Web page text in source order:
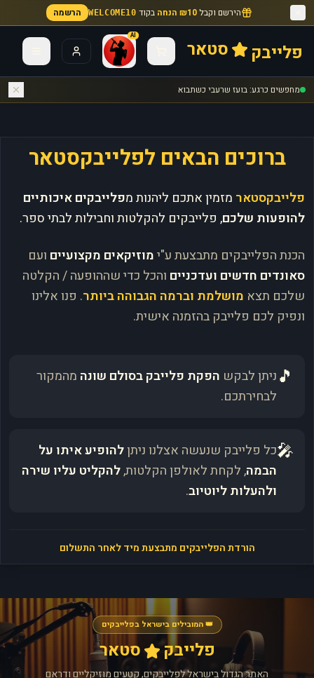
הירשם וקבל₪10 הנחה בקוד WELCOME10 הרשמה
פלייבק סטאר
AI
מחפשים כרגע: בועז שרעבי כשתבוא
ברוכים הבאים לפלייבקסטאר
פלייבקסטאר מזמין אתכם ליהנות מפלייבקים איכותיים
להופעות שלכם, פלייבקים להקלטות וחבילות לבתי ספר.
הכנת הפלייבקים מתבצעת ע"ימוזיקאים מקצועיים ועם
סאונדים חדשים ועדכניים והכל כדי שההופעה / הקלטה
שלכם תצא מושלמת וברמה הגבוהה ביותר. פנו אלינו
ונפיק לכם פלייבק בהזמנה אישית.
🎵ניתן לבקש הפקת פלייבק בסולם שונה מהמקור
לבחירתכם.
🎤כל פלייבק שנעשה אצלנו ניתןלהופיע איתו על
הבמה, לקחת לאולפן הקלטות,להקליט עליו שירה
ולהעלות ליוטיוב.
הורדת הפלייבקים מתבצעת מיד לאחר התשלום
👑 המובילים בישראל בפלייבקים
פלייבק סטאר
האתר הגדול בישראל לפלייבקים, קטעים מוזיקליים ודראם